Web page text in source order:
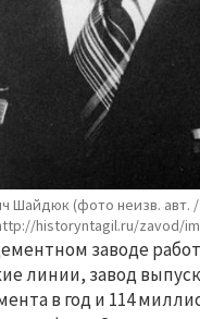
Шайдюк (фото неизв. авт.
historyntagil.ru/zavod/
заводе
линии, завод
в год и 114